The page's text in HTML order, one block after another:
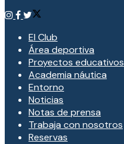
El Club
Área deportiva
Proyectos educativos
Academia náutica
Entorno
Noticias
Notas de prensa
Trabaja con nosotros
Reservas